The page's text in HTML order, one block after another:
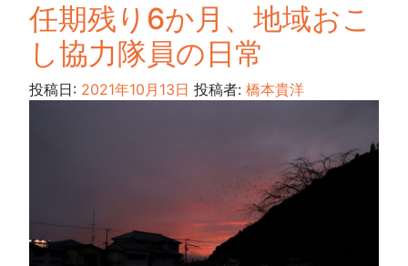
任期残り6か月、地域おこ
し協力隊員の日常
投稿日: 2021年10月13日 投稿者: 橋本貴洋